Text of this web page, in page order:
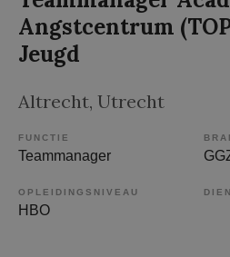
Angstcentrum
Jeugd
Altrecht, Utrecht
FUNCTIE
Teammanager
OPLEIDINGSNIVEAU
HBO